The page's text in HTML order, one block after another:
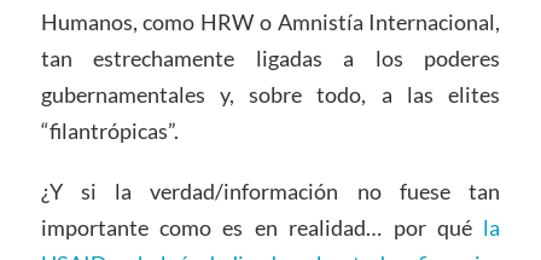
Humanos, como HRW o Amnistía Internacional,
tan estrechamente ligadas a los poderes
gubernamentales y, sobre todo, a las elites
“filantrópicas”.
¿Y si la verdad/información no fuese tan
importante como es en realidad… por qué la